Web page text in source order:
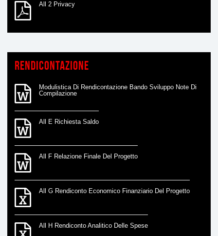
All 2 Privacy
Rendicontazione
Modulistica Di Rendicontazione Bando Sviluppo Note Di
Compilazione
All E Richiesta Saldo
All F Relazione Finale Del Progetto
All G Rendiconto Economico Finanziario Del Progetto
All H Rendiconto Analitico Delle Spese